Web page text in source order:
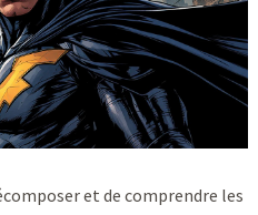
et de comprendre les